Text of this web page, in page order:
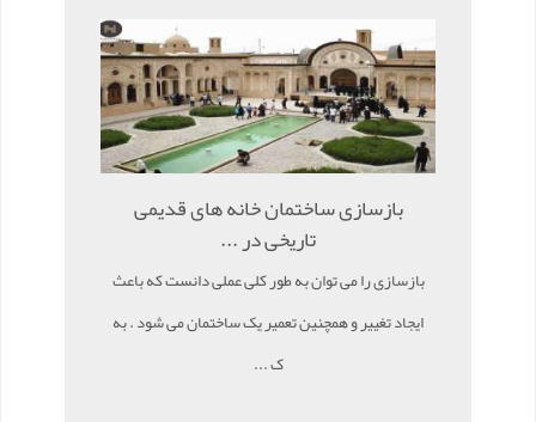
بازسازی ساختمان خانه های قدیمی
تاریخی در ...
بازسازی را می توان به طور کلی عملی دانست که باعث
ایجاد تغییر و همچنین تعمیر یک ساختمان می شود . به
ک ...